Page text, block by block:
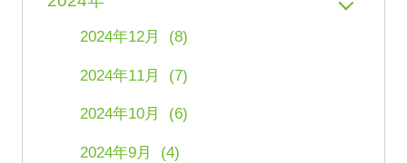
2024年12月 (8)
2024年11月 (7)
2024年10月 (6)
2024年9月 (4)